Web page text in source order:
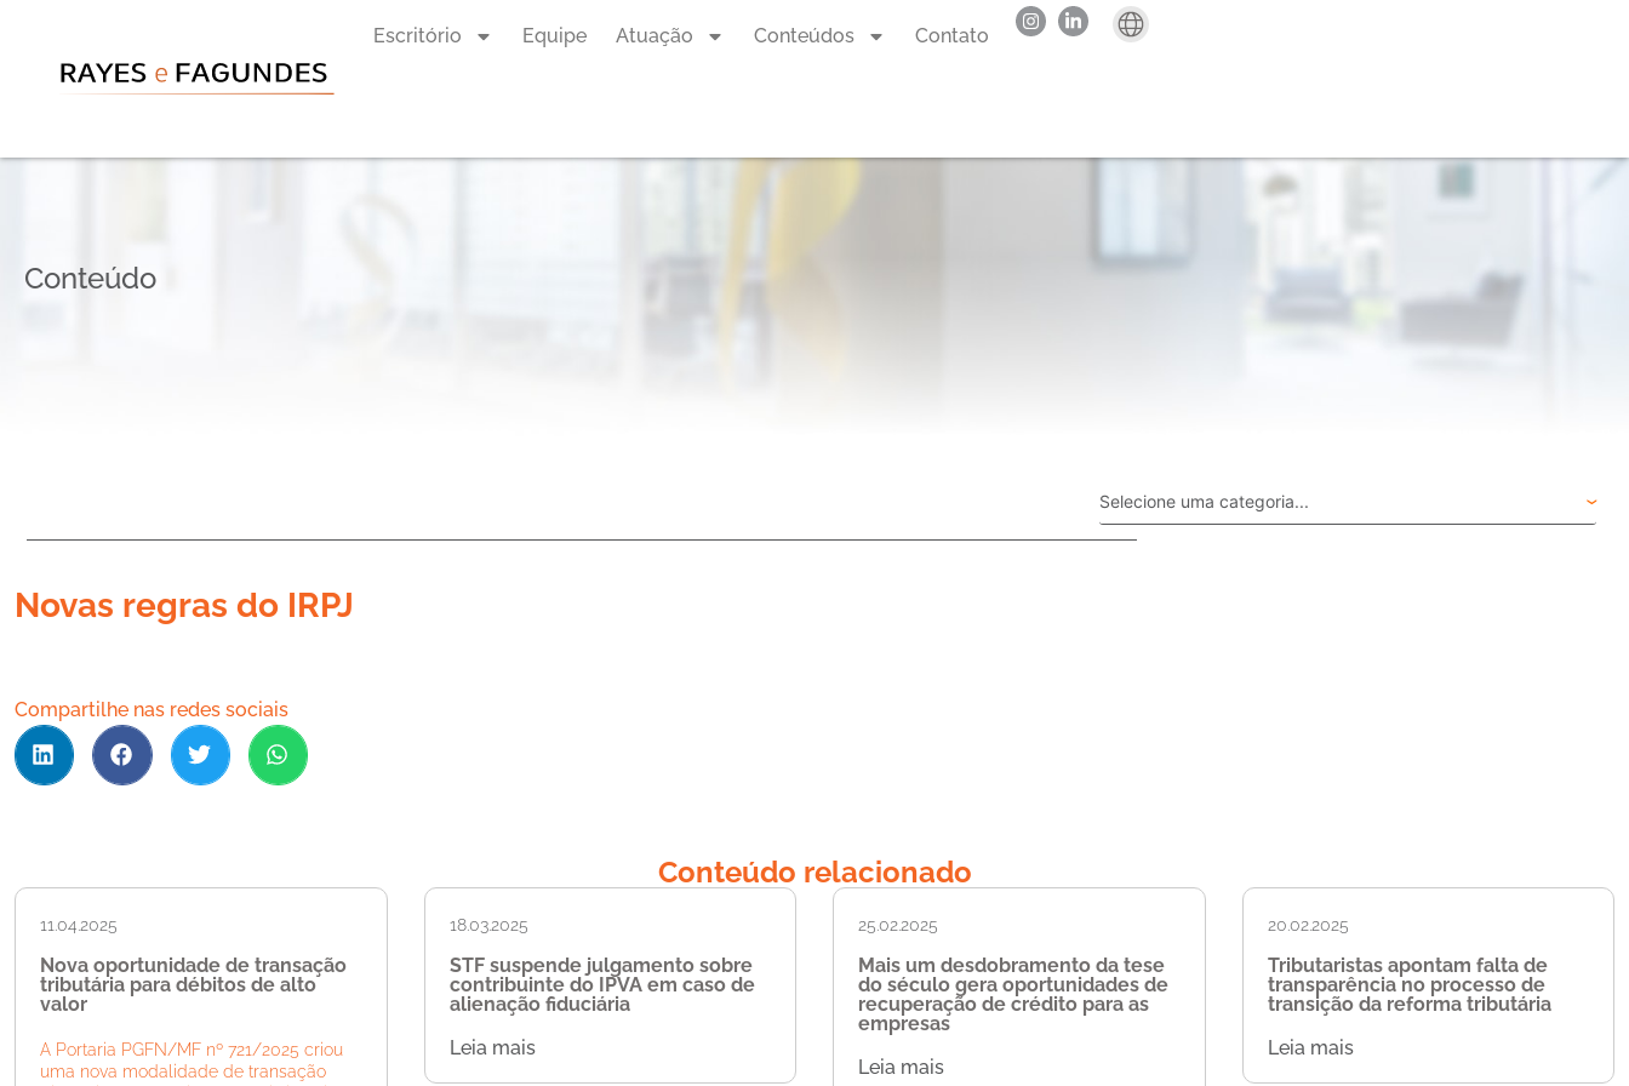
Escritório Equipe Atuação Conteúdos Contato
Conteúdo
Novas regras do IRPJ
Compartilhe nas redes sociais
Conteúdo relacionado
11.04.2025
Nova oportunidade de transação
tributária para débitos de alto
valor
A Portaria PGFN/MF nº 721/2025 criou
uma nova modalidade de transação
18.03.2025
STF suspende julgamento sobre
contribuinte do IPVA em caso de
alienação fiduciária
Leia mais
25.02.2025
Mais um desdobramento da tese
do século gera oportunidades de
recuperação de crédito para as
empresas
Leia mais
20.02.2025
Tributaristas apontam falta de
transparência no processo de
transição da reforma tributária
Leia mais